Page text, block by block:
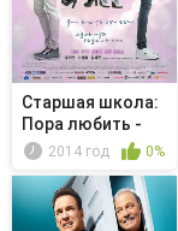
Старшая школа:
Пора любить -
Episode ...
2014 год 0%